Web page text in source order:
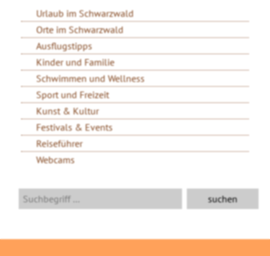
Urlaub im Schwarzwald
Orte im Schwarzwald
Ausflugstipps
Kinder und Familie
Schwimmen und Wellness
Sport und Freizeit
Kunst & Kultur
Festivals & Events
Reiseführer
Webcams